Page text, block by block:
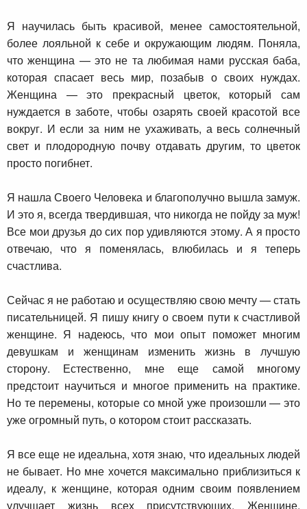
Я научилась быть красивой, менее самостоятельной,
более лояльной к себе и окружающим людям. Поняла,
что женщина — это не та любимая нами русская баба,
которая спасает весь мир, позабыв о своих нуждах.
Женщина — это прекрасный цветок, который сам
нуждается в заботе, чтобы озарять своей красотой все
вокруг. И если за ним не ухаживать, а весь солнечный
свет и плодородную почву отдавать другим, то цветок
просто погибнет.
Я нашла Своего Человека и благополучно вышла замуж.
И это я, всегда твердившая, что никогда не пойду за муж!
Все мои друзья до сих пор удивляются этому. А я просто
отвечаю, что я поменялась, влюбилась и я теперь
счастлива.
Сейчас я не работаю и осуществляю свою мечту — стать
писательницей. Я пишу книгу о своем пути к счастливой
женщине. Я надеюсь, что мои опыт поможет многим
девушкам и женщинам изменить жизнь в лучшую
сторону. Естественно, мне еще самой многому
предстоит научиться и многое применить на практике.
Но те перемены, которые со мной уже произошли — это
уже огромный путь, о котором стоит рассказать.
Я все еще не идеальна, хотя знаю, что идеальных людей
не бывает. Но мне хочется максимально приблизиться к
идеалу, к женщине, которая одним своим появлением
улучшает жизнь всех присутствующих. Женщине,